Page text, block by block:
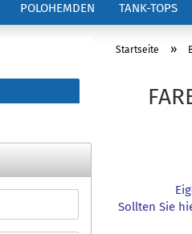
POLOHEMDEN TANK-TOPS
Startseite »
Sollten Sie